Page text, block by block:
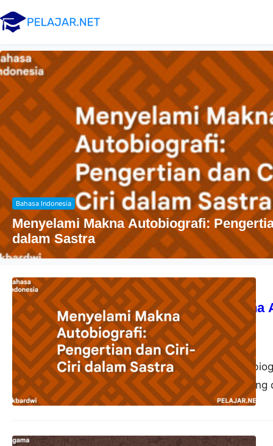
Agama
Penyebaran Agama Islam Di Indonesia
Bahasa Indonesia
Menyelami Makna
Sastra
akbardwi23 Oktober 2023
Autobiografi adalah
kehidupan pribadi yang